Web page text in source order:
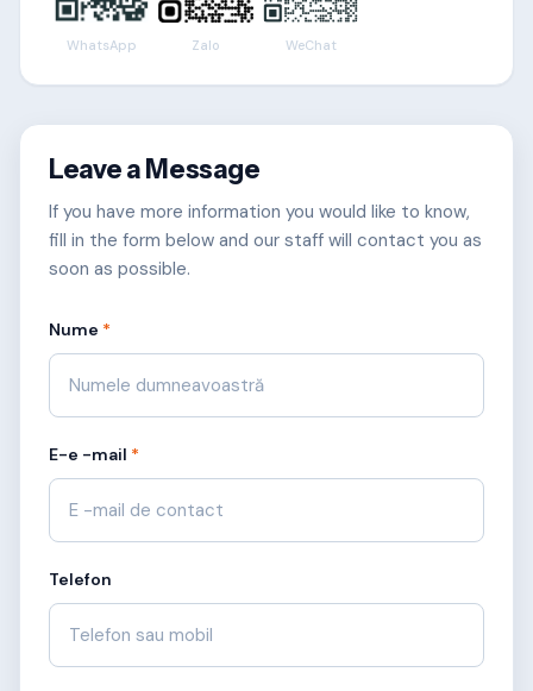
WhatsApp Zalo WeChat
Leave a Message
If you have more information you would like to know,
fill in the form below and our staff will contact you as
soon as possible.
Nume *
E-e -mail *
Telefon